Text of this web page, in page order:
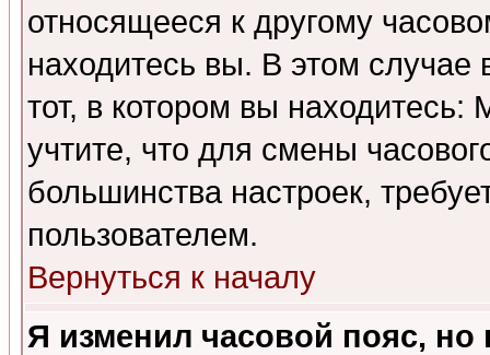
относящееся к другому
находитесь вы. В этом
тот, в котором вы
учтите, что для смены
большинства настроек,
пользователем.
Вернуться к началу
Я изменил часовой пояс,